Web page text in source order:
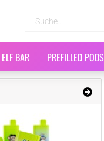
ELF BAR PREFILLED PODS